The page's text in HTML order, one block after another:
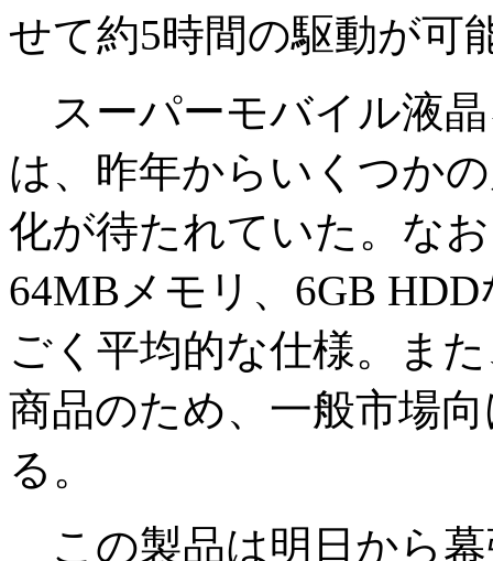
せて約5時間の駆動が可
スーパーモバイル液
は、昨年からいくつか
化が待たれていた。な
64MBメモリ、6GB
ごく平均的な仕様。ま
商品のため、一般市場
る。
この製品は明日から